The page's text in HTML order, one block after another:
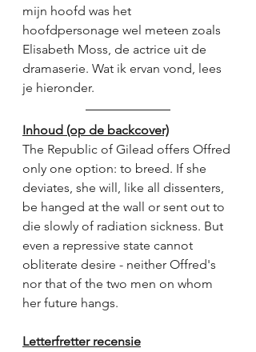
mijn hoofd was het
hoofdpersonage wel meteen zoals
Elisabeth Moss, de actrice uit de
dramaserie. Wat ik ervan vond, lees
je hieronder.
Inhoud (op de backcover)
The Republic of Gilead offers Offred
only one option: to breed. If she
deviates, she will, like all dissenters,
be hanged at the wall or sent out to
die slowly of radiation sickness. But
even a repressive state cannot
obliterate desire - neither Offred's
nor that of the two men on whom
her future hangs.
Letterfretter recensie